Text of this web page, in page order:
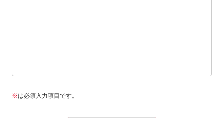
※は必須入力項目です。